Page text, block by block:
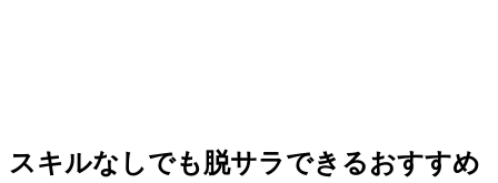
スキルなしでも脱サラできるおすすめ